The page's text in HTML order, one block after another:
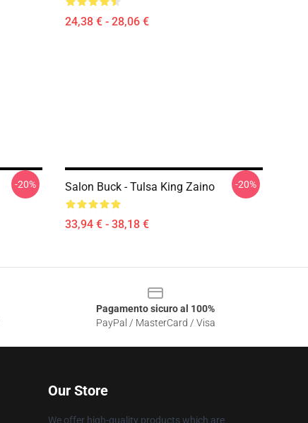
24,38 € - 28,06 €
-20% Salon Buck - Tulsa King Zaino
33,94 € - 38,18 €
-20%
Pagamento sicuro al 100%
PayPal / MasterCard / Visa
Our Store
We offer high-quality products which are